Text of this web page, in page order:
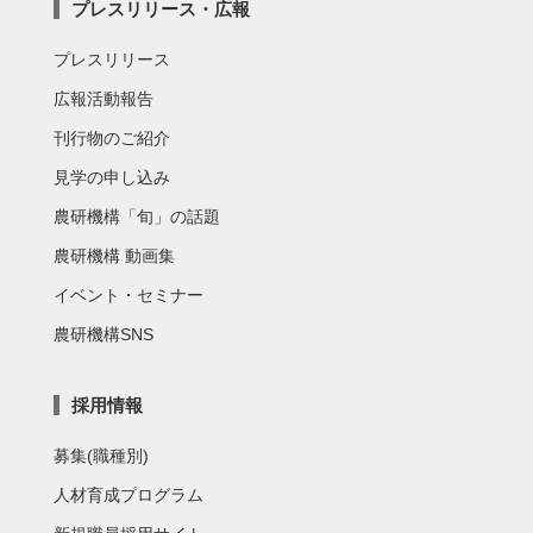
プレスリリース・広報
プレスリリース
広報活動報告
刊行物のご紹介
見学の申し込み
農研機構「旬」の話題
農研機構 動画集
イベント・セミナー
農研機構SNS
採用情報
募集(職種別)
人材育成プログラム